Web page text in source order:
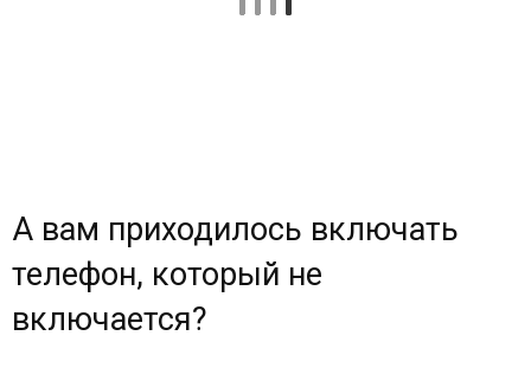
А вам приходилось включать
телефон, который не
включается?